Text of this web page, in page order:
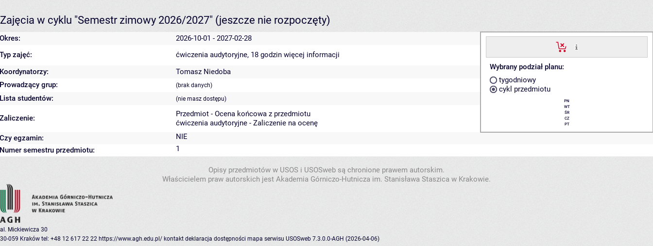
Zajęcia w cyklu "Semestr zimowy 2026/2027" (jeszcze nie rozpoczęty)
Okres: 2026-10-01 - 2027-02-28
Wybrany podział planu:
tygodniowy
cykl przedmiotu
PN
WT
ŚR
CZ
PT
Typ zajęć: ćwiczenia audytoryjne, 18 godzin więcej informacji
Koordynatorzy:
Tomasz Niedoba
Prowadzący grup:
(brak danych)
Lista studentów: (nie masz dostępu)
Zaliczenie:
Przedmiot - Ocena końcowa z przedmiotu
ćwiczenia audytoryjne - Zaliczenie na ocenę
Czy egzamin:
NIE
Numer semestru przedmiotu:
1
Opisy przedmiotów w USOS i USOSweb są chronione prawem autorskim.
Właścicielem praw autorskich jest Akademia Górniczo-Hutnicza im. Stanisława Staszica w Krakowie.
al. Mickiewicza 30
30-059 Kraków tel: +48 12 617 22 22 https://www.agh.edu.pl/ kontakt deklaracja dostępności mapa serwisu USOSweb 7.3.0.0-AGH (2026-04-06)